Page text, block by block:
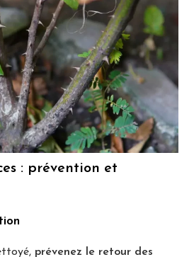
: prévention et
prévenez le retour des